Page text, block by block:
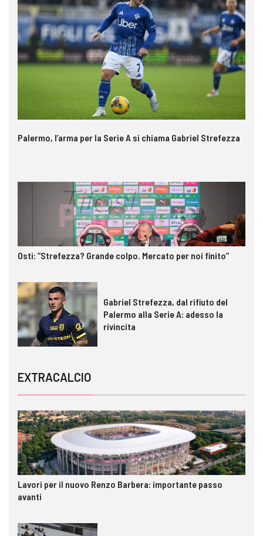
Palermo, l’arma per la Serie A si chiama Gabriel Strefezza
Osti: “Strefezza? Grande colpo. Mercato per noi finito”
Gabriel Strefezza, dal rifiuto del
Palermo alla Serie A: adesso la
rivincita
EXTRACALCIO
Lavori per il nuovo Renzo Barbera: importante passo
avanti